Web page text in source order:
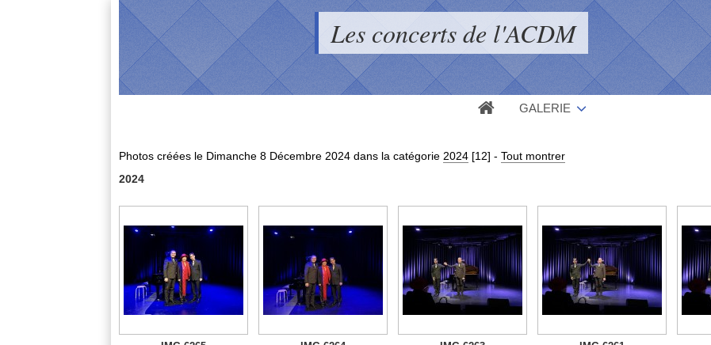
Les concerts de l'ACDM
GALERIE
Photos créées le Dimanche 8 Décembre 2024dans la catégorie 2024 [12] - Tout montrer
2024